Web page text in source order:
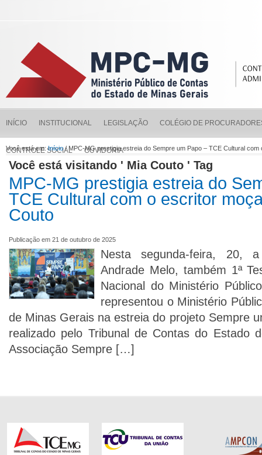
INÍCIO INSTITUCIONAL LEGISLAÇÃO COLÉGIO DE
CONTROLE SOCIAL OUVIDORIA
Você está em:Início/ MPC-MG prestigia estreia do Sempre um Papo – TCE Cultural
Você está visitando ' Mia Couto ' Tag
MPC-MG prestigia estreia do
TCE Cultural com o escritor
Couto
Publicação em 21 de outubro de 2025
Nesta segunda-feira, 20,
Andrade Melo, também 1ª
Nacional do Ministério
representou o Ministério
de Minas Gerais na estreia do projeto Sempre
realizado pelo Tribunal de Contas do Estado
Associação Sempre […]